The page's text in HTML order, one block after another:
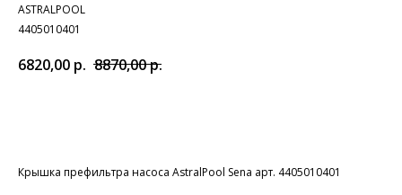
ASTRALPOOL
4405010401
6820,00 р. 8870,00р.
Крышка префильтра насоса AstralPool Sena арт. 4405010401